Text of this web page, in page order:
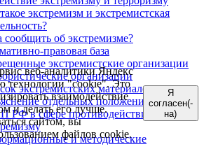
экстремизм и экстремистская
сообщить об экстремизме?
правовая база
экстремистские организации
организации
экстремистских материалов
отдельных положений УК РФ и
РФ в сфере противодействия
и методические
веб-аналитики Яндекс
технологии "cookie". Это
взаимодействие
и делать его лучше.
сайтом, вы
файлов cookie.
Я
согласен(-
на)